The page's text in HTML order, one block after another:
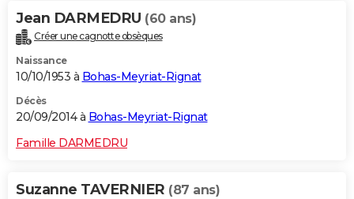
Jean DARMEDRU (60 ans)
Créer une cagnotte obsèques
Naissance
10/10/1953 à Bohas-Meyriat-Rignat
Décès
20/09/2014 à Bohas-Meyriat-Rignat
Famille DARMEDRU
Suzanne TAVERNIER (87 ans)